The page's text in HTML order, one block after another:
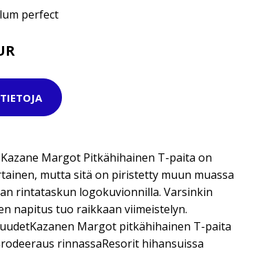
perfect
Margot Pitkähihainen T-paita on
mutta sitä on piristetty muun muassa
rintataskun logokuvionnilla. Varsinkin
napitus tuo raikkaan viimeistelyn.
Margot pitkähihainen T-paita
rinnassaResorit hihansuissa